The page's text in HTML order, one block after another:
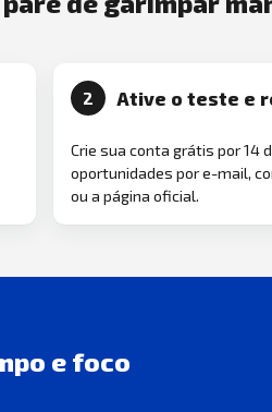
2 Ative o teste e
Crie sua conta grátis por 14
oportunidades por e-mail,
ou a página oficial.
e foco